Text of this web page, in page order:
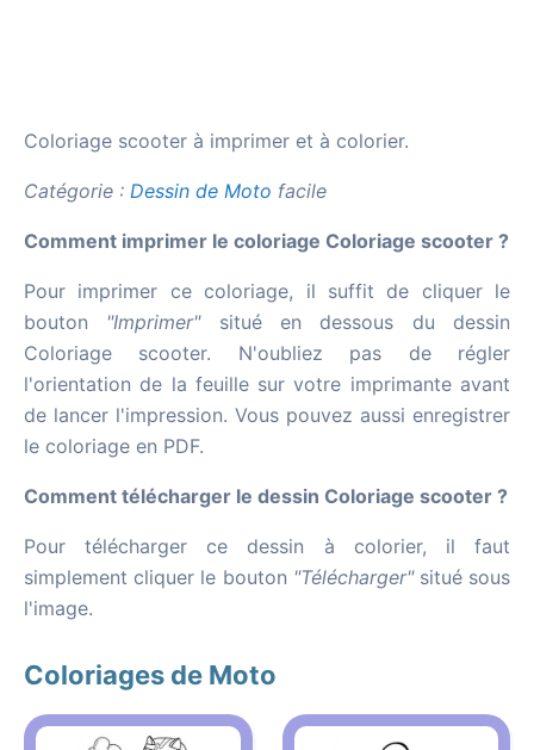
Coloriage scooter à imprimer et à colorier.
Catégorie : Dessin de Moto facile
Comment imprimer le coloriage Coloriage scooter ?
Pour imprimer ce coloriage, il suffit de cliquer le
bouton "Imprimer"situé en dessous du dessin
Coloriage scooter. N'oubliez pas de régler
l'orientation de la feuille sur votre imprimante avant
de lancer l'impression. Vous pouvez aussi enregistrer
le coloriage en PDF.
Comment télécharger le dessin Coloriage scooter ?
Pour télécharger ce dessin à colorier, il faut
simplement cliquer le bouton "Télécharger"situé sous
l'image.
Coloriages de Moto